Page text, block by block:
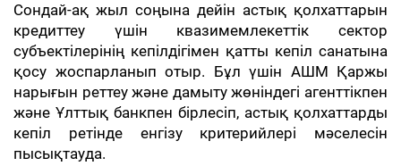
Сондай-ақ жыл соңына дейін астық қолхаттарын
кредиттеу үшін квазимемлекеттік сектор
субъектілерінің кепілдігімен қатты кепіл санатына
қосу жоспарланып отыр. Бұл үшін АШМ Қаржы
нарығын реттеу және дамыту жөніндегі агенттікпен
және Ұлттық банкпен бірлесіп, астық қолхаттарды
кепіл ретінде енгізу критерийлері мәселесін
пысықтауда.